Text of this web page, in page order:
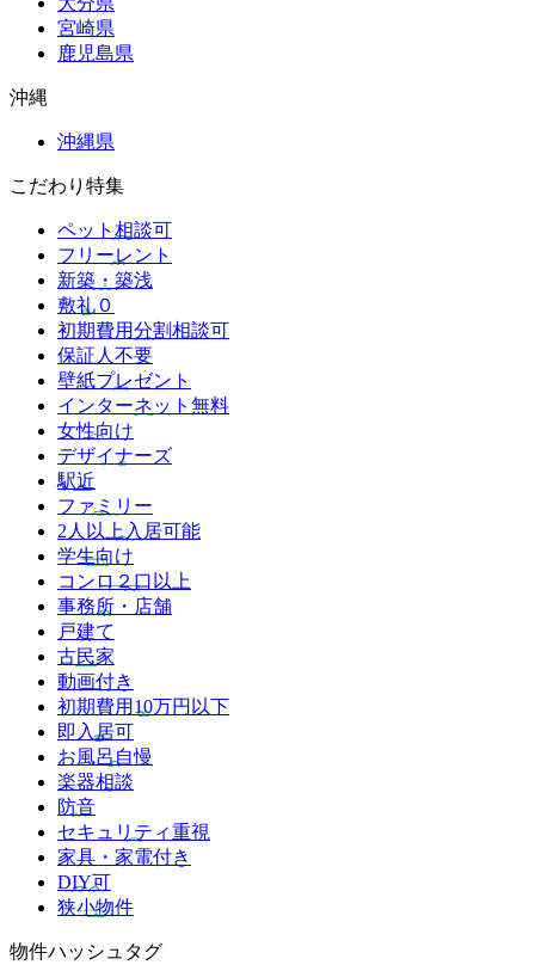
宮崎県
鹿児島県
沖縄
沖縄県
こだわり特集
ペット相談可
フリーレント
新築・築浅
敷礼０
初期費用分割相談可
保証人不要
壁紙プレゼント
インターネット無料
女性向け
デザイナーズ
駅近
ファミリー
2人以上入居可能
学生向け
コンロ２口以上
事務所・店舗
戸建て
古民家
動画付き
初期費用10万円以下
即入居可
お風呂自慢
楽器相談
防音
セキュリティ重視
家具・家電付き
DIY可
狭小物件
物件ハッシュタグ